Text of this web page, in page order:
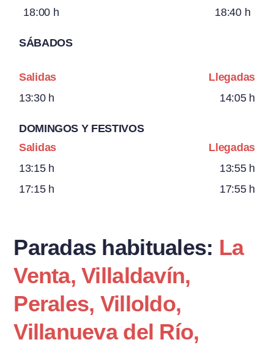
18:00 h
18:40 h
SÁBADOS
Salidas
Llegadas
13:30 h
14:05 h
DOMINGOS Y FESTIVOS
Salidas
Llegadas
13:15 h
13:55 h
17:15 h
17:55 h
Paradas habituales: La
Venta, Villaldavín,
Perales, Villoldo,
Villanueva del Río,